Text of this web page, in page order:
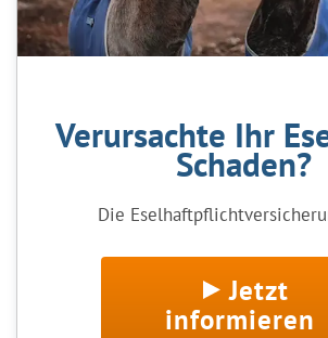
Verursachte Ihr
Schaden?
Die
Jetzt
informieren